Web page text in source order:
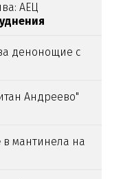
АЕЦ
денонощие с
Андреево"
в мантинела на